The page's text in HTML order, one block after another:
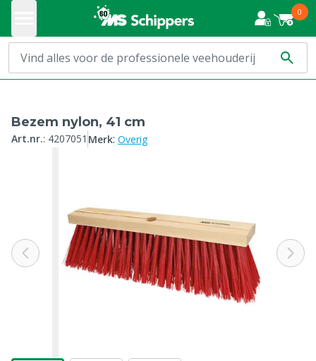
0
Bezem nylon, 41 cm
Art.nr.: 4207051 Merk: Overig